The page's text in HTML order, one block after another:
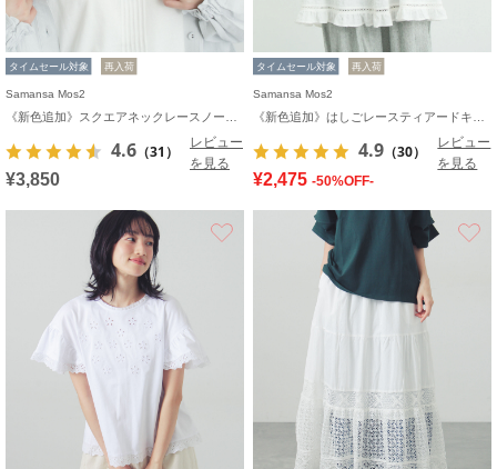
タイムセール対象 再入荷
Samansa Mos2
4.6 （31）
レビュー
を見る
¥3,850
タイムセール対象 再入荷
Samansa Mos2
4.9 （30）
レビュー
を見る
¥2,475 -50%OFF-